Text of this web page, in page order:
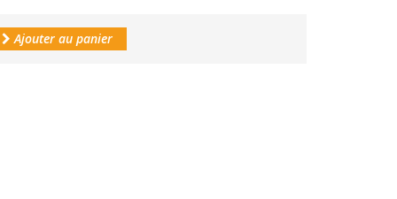
Ajouter au panier